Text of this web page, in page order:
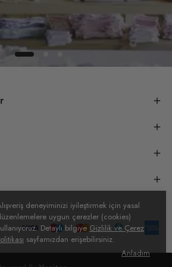
deneyiminizi iyileştirmek için yasal
uygun çerezler (cookies)
Detaylı bilgiyeGizlilik ve Çerez
sayfamızdan erişebilirsiniz.
Anladım